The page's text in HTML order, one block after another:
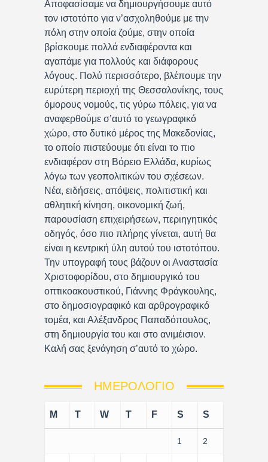
Αποφασίσαμε να δημιουργήσουμε αυτό
τον ιστοτόπο για ν’ασχοληθούμε με την
πόλη στην οποία ζούμε, στην οποία
βρίσκουμε πολλά ενδιαφέροντα και
αγαπάμε για πολλούς και διάφορους
λόγους. Πολύ περισσότερο, βλέπουμε την
ευρύτερη περιοχή της Θεσσαλονίκης, τους
όμορους νομούς, τις γύρω πόλεις, για να
αναφερθούμε σ’αυτό το γεωγραφικό
χώρο, στο δυτικό μέρος της Μακεδονίας,
το οποίο πιστεύουμε ότι είναι το πιο
ενδιαφέρον στη Βόρειο Ελλάδα, κυρίως
λόγω των γεοπολιτικών του σχέσεων.
Νέα, ειδήσεις, απόψεις, πολιτιστική και
αθλητική κίνηση, οικονομική ζωή,
παρουσίαση επιχειρήσεων, περιηγητικός
οδηγός, όσο πιο πλήρης γίνεται, αυτή θα
είναι η κεντρική ύλη αυτού του ιστοτόπου.
Την υπογραφή τους βάζουν οι Αναστασία
Χριστοφορίδου, στο δημιουργικό του
οπτικοακουστικού, Γιάννης Φράγκουλης,
στο δημοσιογραφικό και αρθρογραφικό
τομέα, και Αλέξανδρος Παπαδόπουλος,
στη δημιουργία του και στο ανιμέισιον.
Καλή σας ξενάγηση σ’αυτό το χώρο.
ΗΜΕΡΟΛΌΓΙΟ
M T W T F S S
1 2